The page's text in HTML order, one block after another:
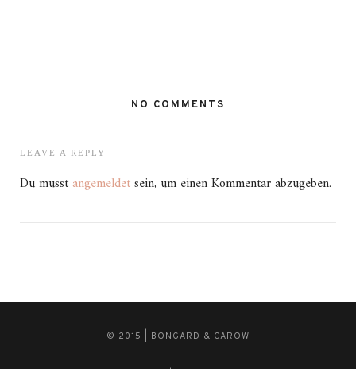
NO COMMENTS
LEAVE A REPLY
Du musst angemeldetsein, um einen Kommentar abzugeben.
© 2015 | BONGARD & CAROW